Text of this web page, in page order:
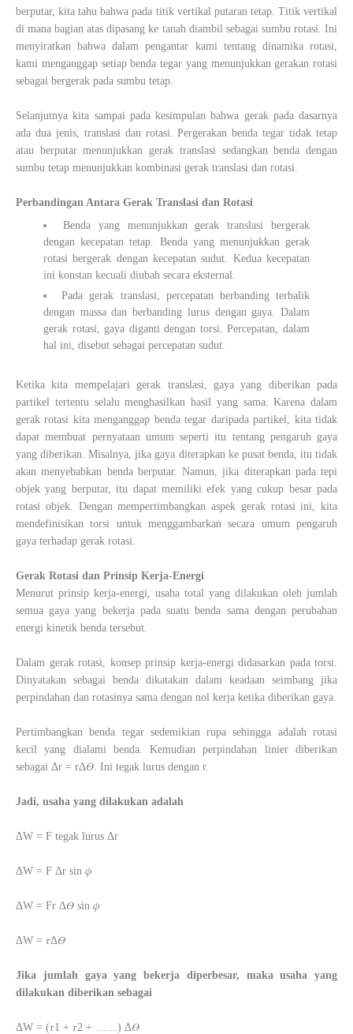
berputar, kita tahu bahwa pada titik vertikal putaran tetap. Titik vertikal
di mana bagian atas dipasang ke tanah diambil sebagai sumbu rotasi. Ini
menyiratkan bahwa dalam pengantar kami tentang dinamika rotasi,
kami menganggap setiap benda tegar yang menunjukkan gerakan rotasi
sebagai bergerak pada sumbu tetap.
Selanjutnya kita sampai pada kesimpulan bahwa gerak pada dasarnya
ada dua jenis, translasi dan rotasi. Pergerakan benda tegar tidak tetap
atau berputar menunjukkan gerak translasi sedangkan benda dengan
sumbu tetap menunjukkan kombinasi gerak translasi dan rotasi.
Perbandingan Antara Gerak Translasi dan Rotasi
Benda yang menunjukkan gerak translasi bergerak
dengan kecepatan tetap. Benda yang menunjukkan gerak
rotasi bergerak dengan kecepatan sudut. Kedua kecepatan
ini konstan kecuali diubah secara eksternal.
Pada gerak translasi, percepatan berbanding terbalik
dengan massa dan berbanding lurus dengan gaya. Dalam
gerak rotasi, gaya diganti dengan torsi. Percepatan, dalam
hal ini, disebut sebagai percepatan sudut.
Ketika kita mempelajari gerak translasi, gaya yang diberikan pada
partikel tertentu selalu menghasilkan hasil yang sama. Karena dalam
gerak rotasi kita menganggap benda tegar daripada partikel, kita tidak
dapat membuat pernyataan umum seperti itu tentang pengaruh gaya
yang diberikan. Misalnya, jika gaya diterapkan ke pusat benda, itu tidak
akan menyebabkan benda berputar. Namun, jika diterapkan pada tepi
objek yang berputar, itu dapat memiliki efek yang cukup besar pada
rotasi objek. Dengan mempertimbangkan aspek gerak rotasi ini, kita
mendefinisikan torsi untuk menggambarkan secara umum pengaruh
gaya terhadap gerak rotasi.
Gerak Rotasi dan Prinsip Kerja-Energi
Menurut prinsip kerja-energi, usaha total yang dilakukan oleh jumlah
semua gaya yang bekerja pada suatu benda sama dengan perubahan
energi kinetik benda tersebut.
Dalam gerak rotasi, konsep prinsip kerja-energi didasarkan pada torsi.
Dinyatakan sebagai benda dikatakan dalam keadaan seimbang jika
perpindahan dan rotasinya sama dengan nol kerja ketika diberikan gaya.
Pertimbangkan benda tegar sedemikian rupa sehingga adalah rotasi
kecil yang dialami benda. Kemudian perpindahan linier diberikan
sebagai Δr = rΔ𝛳. Ini tegak lurus dengan r.
Jadi, usaha yang dilakukan adalah
ΔW = F tegak lurus Δr
ΔW = F Δr sin 𝜙
ΔW = Fr Δ𝛳 sin 𝜙
ΔW = 𝜏Δ𝛳
Jika jumlah gaya yang bekerja diperbesar, maka usaha yang
dilakukan diberikan sebagai
ΔW = (𝜏1 + 𝜏2 + ……) Δ𝛳